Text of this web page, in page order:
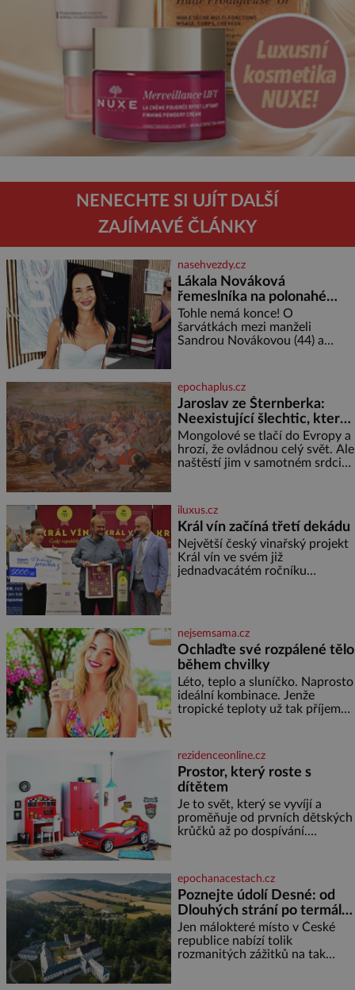
NENECHTE SI UJÍT DALŠÍ
ZAJÍMAVÉ ČLÁNKY
nasehvezdy.cz
Lákala Nováková
řemeslníka na polonahé
tělo!
Tohle nemá konce! O
šarvátkách mezi manželi
Sandrou Novákovou (44) a
by doufal, že horká zem u
herečky ze seriálu Ulice a
režiséra vychladne,
epochaplus.cz
Jaroslav ze Šternberka:
Neexistující šlechtic, který
z Moravy vyžene Mongoly
Mongolové se tlačí do Evropy a
hrozí, že ovládnou celý svět. Ale
naštěstí jim v samotném srdci
dobyvatelské hordy zastavit. Co
nedokáže žádná z asijských říší,
co nedokážou Němci – to
dokáže český král. Nebo že by
ne? Mongolové od roku 1223
postupují podél Kaspického a
iluxus.cz
Král vín začíná třetí dekádu
Největší český vinařský projekt
Král vín ve svém již
jednadvacátém ročníku
nejsemsama.cz
Ochlaďte své rozpálené tělo
během chvilky
Léto, teplo a sluníčko. Naprosto
ideální kombinace. Jenže
tropické teploty už tak příjemné
dyž se nám tropy zaryjí pod
kůži, hledáme úlevu v bazénu
nebo pomocí klimatizace. Jenže
ne vždycky můžeme být v jejich
blízkosti. Nemusíte však zoufat.
Pokud budete mít promyšlený
jídelníček, žadné pařáky si na
rezidenceonline.cz
Prostor, který roste s
dítětem
Je to svět, který se vyvíjí a
proměňuje od prvních dětských
krůčků až po dospívání.
soustředění i odpočinek a
reaguje na každou etapu života
a specifické potřeby dítěte. Pro
nejmenší je klíčová
jednoduchost, měkkost a
bezpečí, proto by pokoj
miminka měl působit především
epochanacestach.cz
Poznejte údolí Desné: od
Dlouhých strání po termální
prameny
Jen málokteré místo v České
republice nabízí tolik
rozmanitých zážitků na tak